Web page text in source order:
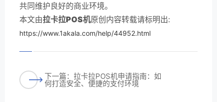
共同维护良好的商业环境。
本文由拉卡拉POS机原创内容转载请标明出:
https://www.1akala.com/help/44952.html
下一篇：拉卡拉POS机申请指南：如
何打造安全、便捷的支付环境